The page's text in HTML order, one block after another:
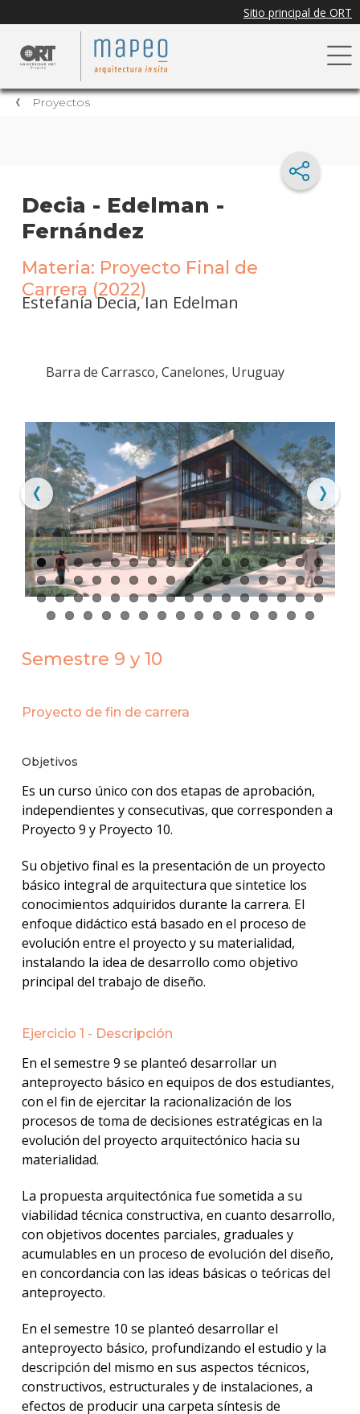
Proyectos
Decia - Edelman -
Fernández
Materia: Proyecto Final de
Carrera (2022)
Estefanía Decia, Ian Edelman
Semestre 9 y 10
Proyecto de fin de carrera
Objetivos
Es un curso único con dos etapas de aprobación,
independientes y consecutivas, que corresponden a
Proyecto 9 y Proyecto 10.
Su objetivo final es la presentación de un proyecto
básico integral de arquitectura que sintetice los
conocimientos adquiridos durante la carrera. El
enfoque didáctico está basado en el proceso de
evolución entre el proyecto y su materialidad,
instalando la idea de desarrollo como objetivo
principal del trabajo de diseño.
Ejercicio 1 - Descripción
En el semestre 9 se planteó desarrollar un
anteproyecto básico en equipos de dos estudiantes,
con el fin de ejercitar la racionalización de los
procesos de toma de decisiones estratégicas en la
evolución del proyecto arquitectónico hacia su
materialidad.
La propuesta arquitectónica fue sometida a su
viabilidad técnica constructiva, en cuanto desarrollo,
con objetivos docentes parciales, graduales y
acumulables en un proceso de evolución del diseño,
en concordancia con las ideas básicas o teóricas del
anteproyecto.
En el semestre 10 se planteó desarrollar el
anteproyecto básico, profundizando el estudio y la
descripción del mismo en sus aspectos técnicos,
constructivos, estructurales y de instalaciones, a
efectos de producir una carpeta síntesis de
Barra de Carrasco, Canelones, Uruguay